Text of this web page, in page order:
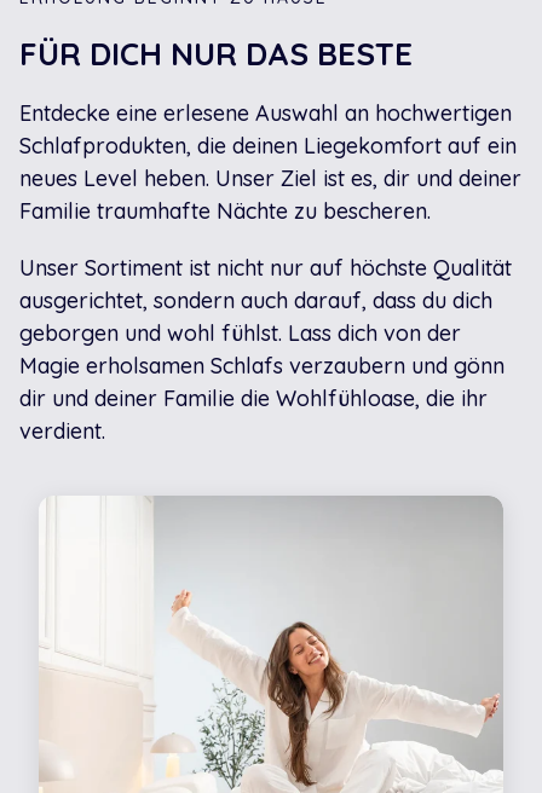
FÜR DICH NUR DAS BESTE
Entdecke eine erlesene Auswahl an hochwertigen
Schlafprodukten, die deinen Liegekomfort auf ein
neues Level heben. Unser Ziel ist es, dir und deiner
Familie traumhafte Nächte zu bescheren.
Unser Sortiment ist nicht nur auf höchste Qualität
ausgerichtet, sondern auch darauf, dass du dich
geborgen und wohl fühlst. Lass dich von der
Magie erholsamen Schlafs verzaubern und gönn
dir und deiner Familie die Wohlfühloase, die ihr
verdient.